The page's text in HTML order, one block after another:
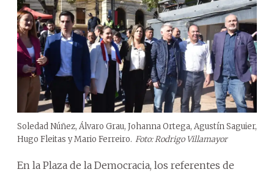
Soledad Núñez, Álvaro Grau, Johanna Ortega, Agustín Saguier,
Hugo Fleitas y Mario Ferreiro. Foto:Rodrigo Villamayor
En la Plaza de la Democracia, los referentes de